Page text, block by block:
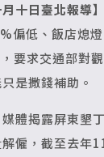
十日臺北報導】
偏低、飯店熄
要求交通部對
是撒錢補助。
體揭露屏東墾
僱，截至去年